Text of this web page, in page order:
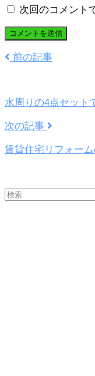
次回のコメント
前の記事
水周りの4点セット
次の記事
賃貸住宅リフォー